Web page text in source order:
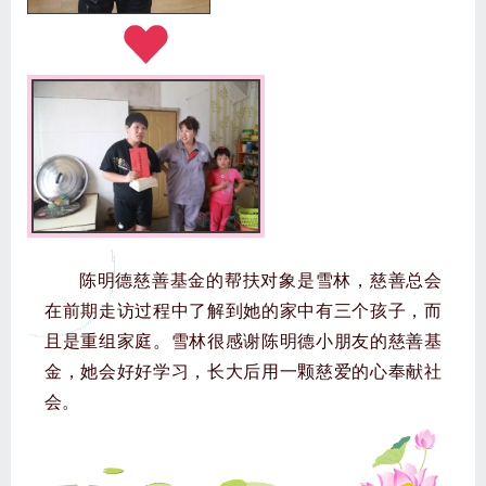
陈明德慈善基金的帮扶对象是雪林，慈善总会
在前期走访过程中了解到她的家中有三个孩子，而
且是重组家庭。雪林很感谢陈明德小朋友的慈善基
金，她会好好学习，长大后用一颗慈爱的心奉献社
会。